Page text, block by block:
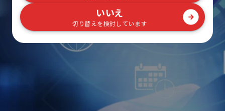
いいえ
切り替えを検討しています